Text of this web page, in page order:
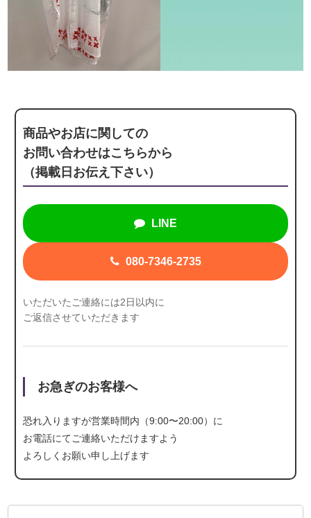
商品やお店に関しての
お問い合わせはこちらから
（掲載日お伝え下さい）
LINE
080-7346-2735
いただいたご連絡には2日以内に
ご返信させていただきます
お急ぎのお客様へ
恐れ入りますが営業時間内（9:00〜20:00）に
お電話にてご連絡いただけますよう
よろしくお願い申し上げます